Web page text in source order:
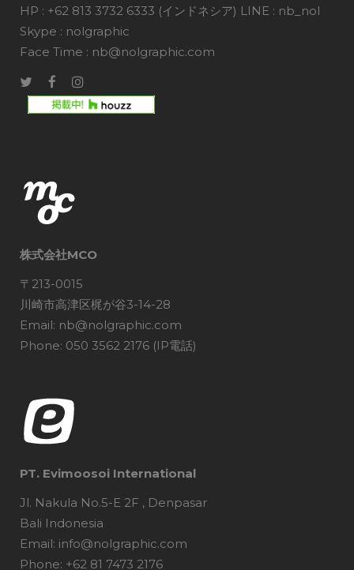
HP : +62 813 3732 6333 (インドネシア) LINE : nb_nol
Skype : nolgraphic
Face Time : nb@nolgraphic.com
株式会社MCO
〒213-0015
川崎市高津区梶が谷3-14-28
Email: nb@nolgraphic.com
Phone: 050 3562 2176 (IP電話)
PT. Evimoosoi International
Jl. Nakula No.5-E 2F , Denpasar
Bali Indonesia
Email: info@nolgraphic.com
Phone: +62 81 7473 2176